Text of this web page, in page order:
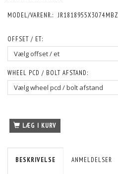
MODEL/VARENR.: JR1818955X3074MBZ
OFFSET / ET:
WHEEL PCD / BOLT AFSTAND:
LÆG I KURV
BESKRIVELSE ANMELDELSER